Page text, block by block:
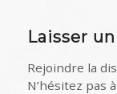
Laisser
Rejoindre la
N’hésitez pas